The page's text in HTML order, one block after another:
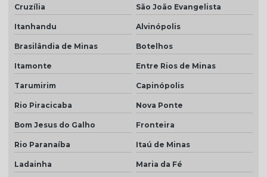
Cruzília São João Evangelista
Itanhandu Alvinópolis
Brasilândia de Minas Botelhos
Itamonte Entre Rios de Minas
Tarumirim Capinópolis
Rio Piracicaba Nova Ponte
Bom Jesus do Galho Fronteira
Rio Paranaíba Itaú de Minas
Ladainha Maria da Fé